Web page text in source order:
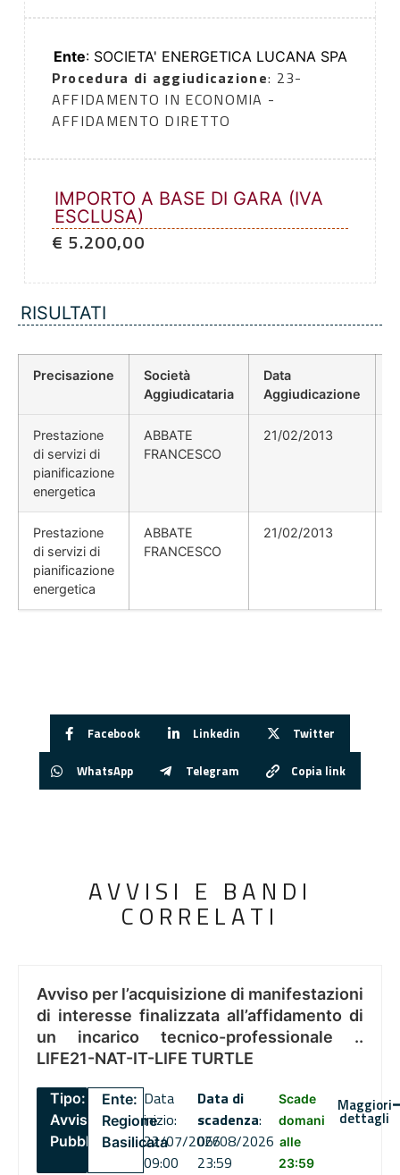
Ente: SOCIETA' ENERGETICA LUCANA SPA
Procedura di aggiudicazione: 23-
AFFIDAMENTO IN ECONOMIA -
AFFIDAMENTO DIRETTO
IMPORTO A BASE DI GARA (IVA
ESCLUSA)
€ 5.200,00
RISULTATI
Precisazione
Società
Aggiudicataria
Data
Aggiudicazione
Prestazione
di servizi di
pianificazione
energetica
ABBATE
FRANCESCO
21/02/2013
Prestazione
di servizi di
pianificazione
energetica
ABBATE
FRANCESCO
21/02/2013
Facebook Linkedin Twitter
WhatsApp Telegram Copia link
AVVISI E BANDI
CORRELATI
Avviso per l’acquisizione di manifestazioni
di interesse finalizzata all’affidamento di
un incarico tecnico-professionale ..
LIFE21-NAT-IT-LIFE TURTLE
Tipo:
Avviso
Pubblico
Ente:
Regione
Basilicata
Data
inizio:
22/07/2026
09:00
Data di
scadenza:
06/08/2026
23:59
Scade
domani
alle
23:59
Maggiori
dettagli